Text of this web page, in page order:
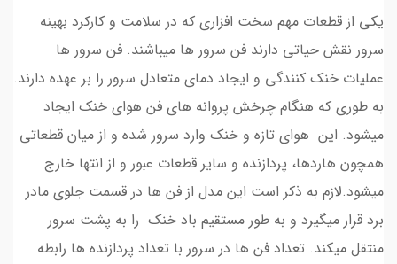
یکی از قطعات مهم سخت افزاری که در سلامت و کارکرد بهینه
سرور نقش حیاتی دارند فن سرور ها میباشند. فن سرور ها
عملیات خنک کنندگی و ایجاد دمای متعادل سرور را بر عهده دارند.
به طوری که هنگام چرخش پروانه های فن هوای خنک ایجاد
میشود. این هوای تازه و خنک وارد سرور شده و از میان قطعاتی
همچون هاردها، پردازنده و سایر قطعات عبور و از انتها خارج
میشود.لازم به ذکر است این مدل از فن ها در قسمت جلوی مادر
برد قرار میگیرد و به طور مستقیم باد خنک را به پشت سرور
منتقل میکند. تعداد فن ها در سرور با تعداد پردازنده ها رابطه